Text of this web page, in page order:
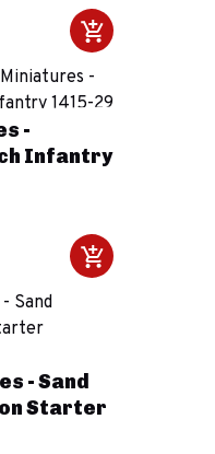
-
Infantry
- Sand
Starter